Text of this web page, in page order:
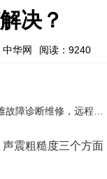
决？
中华网 阅读：9240
震粗糙度三个方